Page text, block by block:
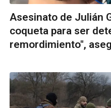
Asesinato de Julián
coqueta para ser
remordimiento",